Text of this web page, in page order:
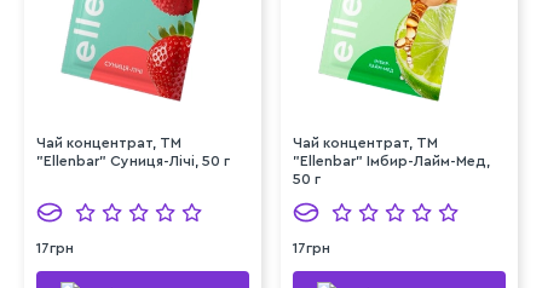
Чай концентрат, TM
"Ellenbar" Суниця-Лічі, 50 г
17грн
Чай концентрат, TM
"Ellenbar" Імбир-Лайм-Мед,
50 г
17грн